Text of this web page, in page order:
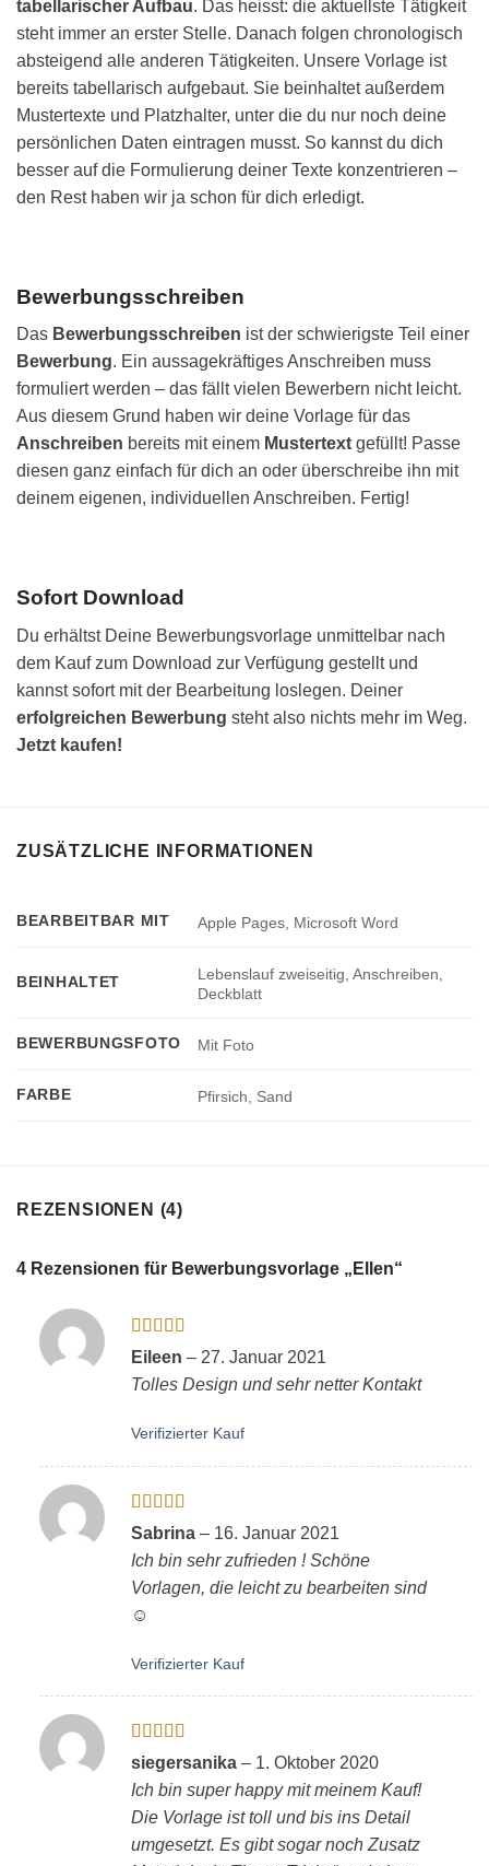
tabellarischer Aufbau. Das heisst: die aktuellste Tätigkeit
steht immer an erster Stelle. Danach folgen chronologisch
absteigend alle anderen Tätigkeiten. Unsere Vorlage ist
bereits tabellarisch aufgebaut. Sie beinhaltet außerdem
Mustertexte und Platzhalter, unter die du nur noch deine
persönlichen Daten eintragen musst. So kannst du dich
besser auf die Formulierung deiner Texte konzentrieren –
den Rest haben wir ja schon für dich erledigt.
Bewerbungsschreiben
Das Bewerbungsschreiben ist der schwierigste Teil einer
Bewerbung. Ein aussagekräftiges Anschreiben muss
formuliert werden – das fällt vielen Bewerbern nicht leicht.
Aus diesem Grund haben wir deine Vorlage für das
Anschreiben bereits mit einem Mustertext gefüllt! Passe
diesen ganz einfach für dich an oder überschreibe ihn mit
deinem eigenen, individuellen Anschreiben. Fertig!
Sofort Download
Du erhältst Deine Bewerbungsvorlage unmittelbar nach
dem Kauf zum Download zur Verfügung gestellt und
kannst sofort mit der Bearbeitung loslegen. Deiner
erfolgreichen Bewerbung steht also nichts mehr im Weg.
Jetzt kaufen!
ZUSÄTZLICHE INFORMATIONEN
BEARBEITBAR MIT Apple Pages, Microsoft Word
BEINHALTET
Lebenslauf zweiseitig, Anschreiben,
Deckblatt
BEWERBUNGSFOTO Mit Foto
FARBE Pfirsich, Sand
REZENSIONEN (4)
4 Rezensionen für Bewerbungsvorlage „Ellen“
Bewertet
mit5von 5
Eileen – 27. Januar 2021
Tolles Design und sehr netter Kontakt
Verifizierter Kauf
Bewertet
mit5von 5
Sabrina – 16. Januar 2021
Ich bin sehr zufrieden ! Schöne
Vorlagen, die leicht zu bearbeiten sind
☺️
Verifizierter Kauf
Bewertet
mit5von 5
siegersanika – 1. Oktober 2020
Ich bin super happy mit meinem Kauf!
Die Vorlage ist toll und bis ins Detail
umgesetzt. Es gibt sogar noch Zusatz